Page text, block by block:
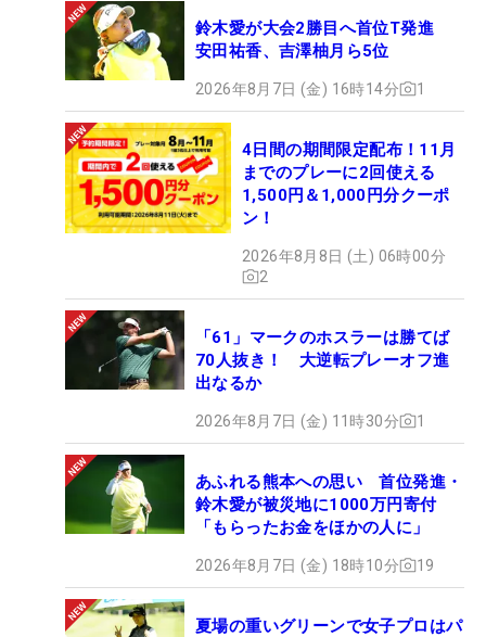
鈴木愛が大会2勝目へ首位T発進
安田祐香、吉澤柚月ら5位
2026年8月7日 (金) 16時14分 1
4日間の期間限定配布！11月
までのプレーに2回使える
1,500円＆1,000円分クーポ
ン！
2026年8月8日 (土) 06時00分
2
「61」マークのホスラーは勝てば
70人抜き！ 大逆転プレーオフ進
出なるか
2026年8月7日 (金) 11時30分 1
あふれる熊本への思い 首位発進・
鈴木愛が被災地に1000万円寄付
「もらったお金をほかの人に」
2026年8月7日 (金) 18時10分 19
夏場の重いグリーンで女子プロはパ